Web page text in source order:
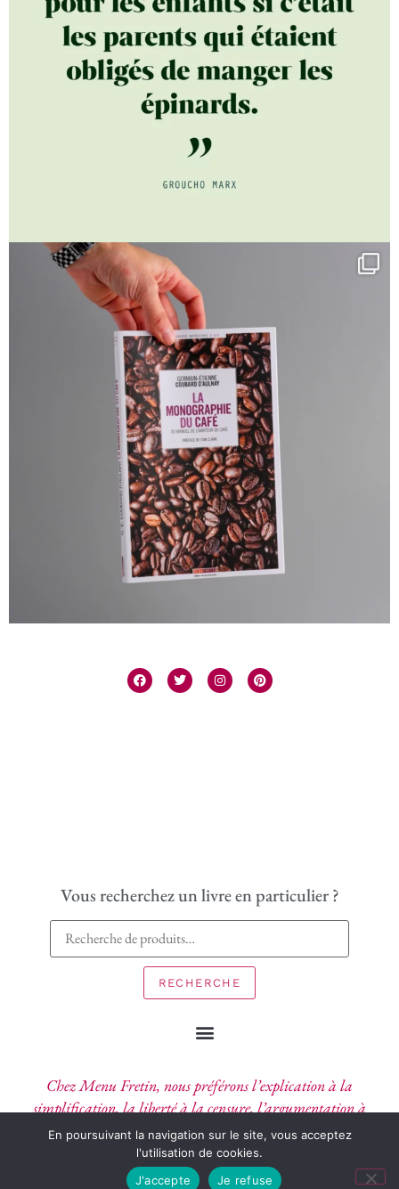
Vous recherchez un livre en particulier ?
RECHERCHE
Chez Menu Fretin, nous préférons l’explication à la
simplification, la liberté à la censure, l’argumentation à
l’affirmation, l’imagination au pouvoir.
En poursuivant la navigation sur le site, vous acceptez
l'utilisation de cookies.
J'accepte
Je refuse